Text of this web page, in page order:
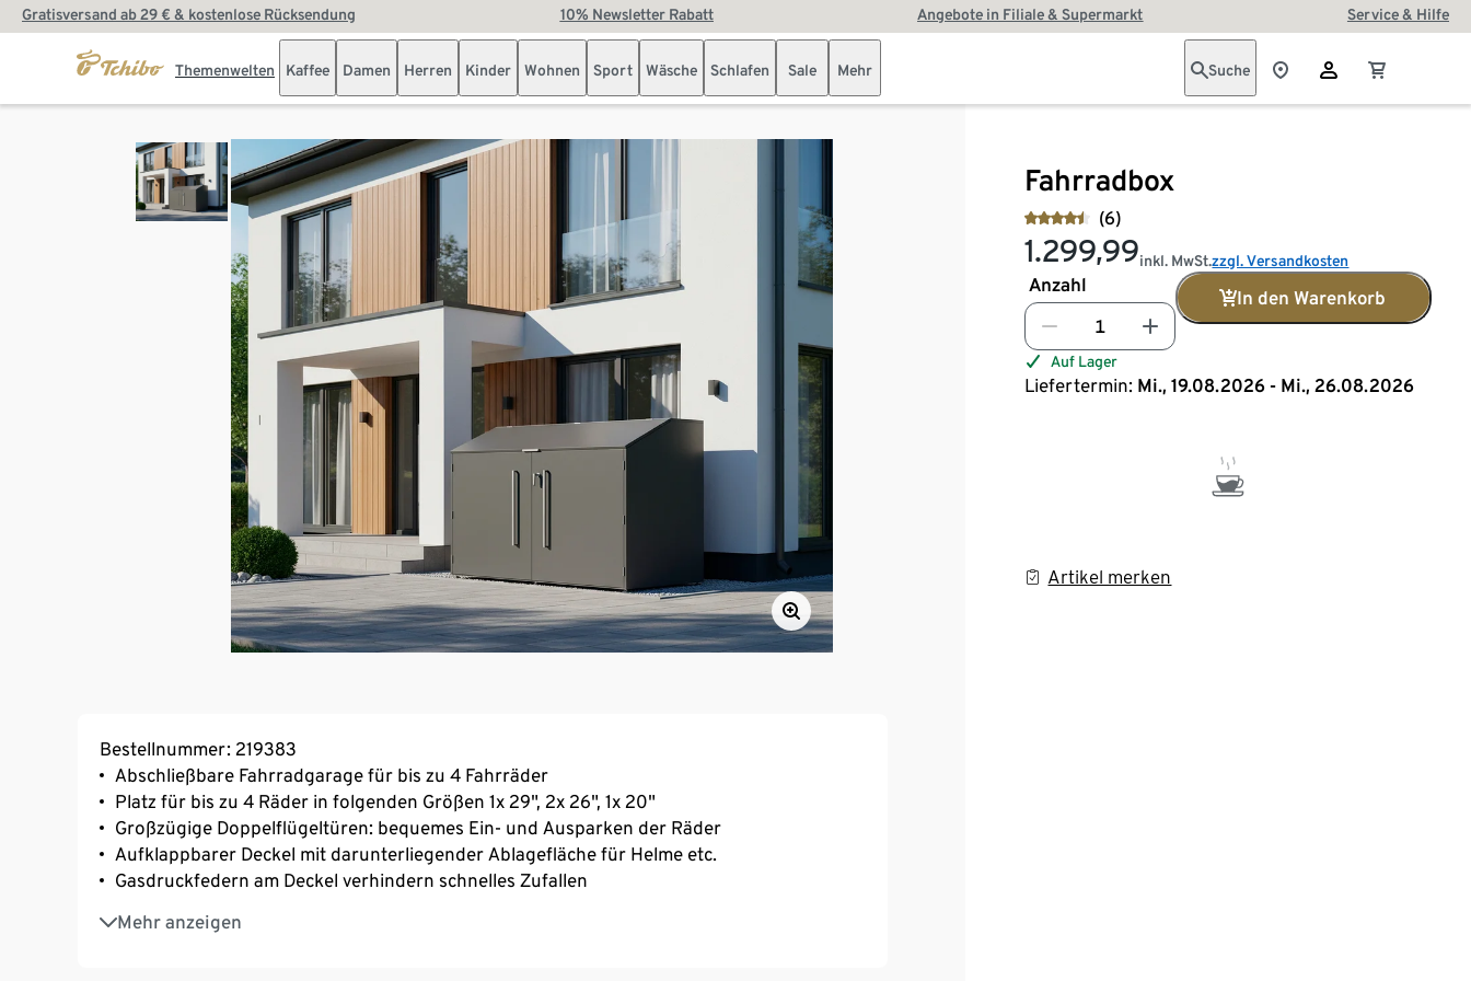
Gratisversand ab 29 € & kostenlose Rücksendung 10% Newsletter Rabatt Angebote in Filiale & Supermarkt Service & Hilfe
Themenwelten Kaffee Damen Herren Kinder Wohnen Sport Wäsche Schlafen Sale Mehr Suche
Fahrradbox
(6)
1.299,99inkl. MwSt.zzgl. Versandkosten
Anzahl
In den Warenkorb
Auf Lager
Liefertermin: Mi., 19.08.2026 - Mi., 26.08.2026
Artikel merken
Bestellnummer: 219383
Abschließbare Fahrradgarage für bis zu 4 Fahrräder
Platz für bis zu 4 Räder in folgenden Größen 1x 29", 2x 26", 1x 20"
Großzügige Doppelflügeltüren: bequemes Ein- und Ausparken der Räder
Aufklappbarer Deckel mit darunterliegender Ablagefläche für Helme etc.
Gasdruckfedern am Deckel verhindern schnelles Zufallen
Mehr anzeigen
Sicherheit im Fokus: per Türschloss abschließbar
Stabile Konstruktion: Korpus aus verzinktem Stahl